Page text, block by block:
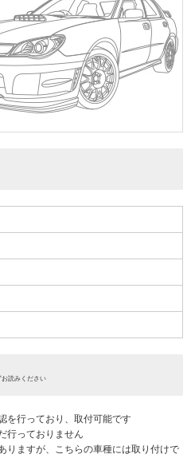
お読みください
を行っており、取付可能です
行っておりません
りますが、こちらの車種には取り付けで